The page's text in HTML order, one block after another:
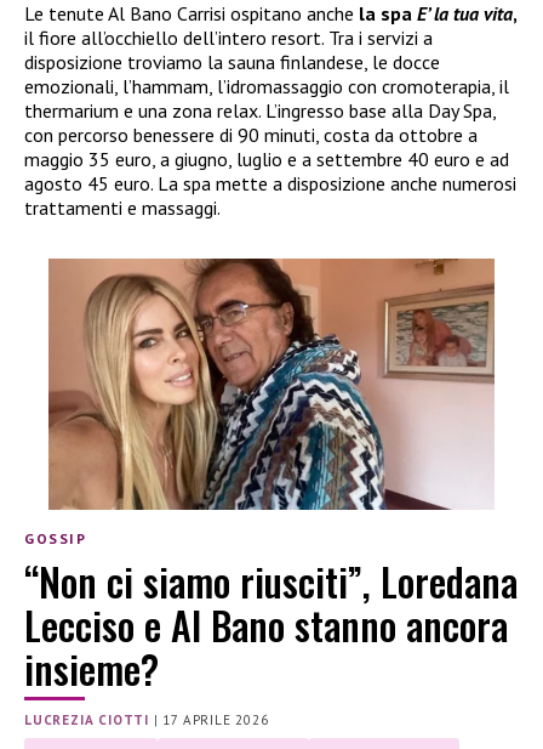
Le tenute Al Bano Carrisi ospitano anche la spa E’ la tua vita,
il fiore all’occhiello dell’intero resort. Tra i servizi a
disposizione troviamo la sauna finlandese, le docce
emozionali, l’hammam, l’idromassaggio con cromoterapia, il
thermarium e una zona relax. L’ingresso base alla Day Spa,
con percorso benessere di 90 minuti, costa da ottobre a
maggio 35 euro, a giugno, luglio e a settembre 40 euro e ad
agosto 45 euro. La spa mette a disposizione anche numerosi
trattamenti e massaggi.
GOSSIP
“Non ci siamo riusciti”, Loredana
Lecciso e Al Bano stanno ancora
insieme?
LUCREZIA CIOTTI | 17 APRILE 2026